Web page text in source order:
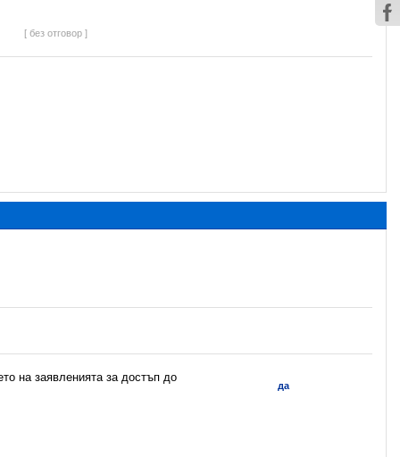
[ без отговор ]
на заявленията за достъп до
да